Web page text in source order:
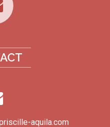
aquila.com